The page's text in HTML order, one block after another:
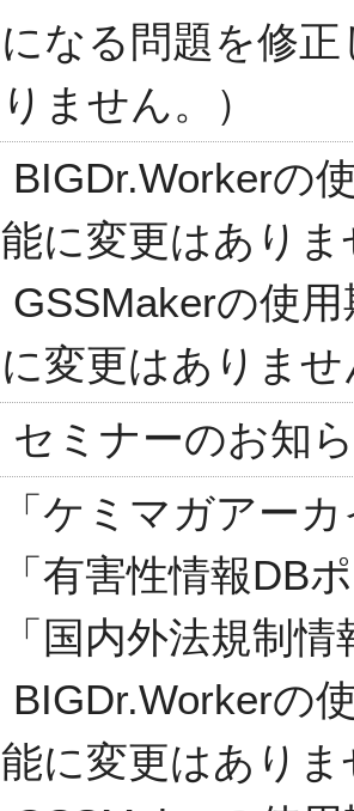
になる問題を修
りません。）
BIGDr.Workerの
能に変更はあり
GSSMakerの使
に変更はありま
セミナーのお知
「ケミマガアー
「有害性情報DB
「国内外法規制
BIGDr.Workerの
能に変更はあり